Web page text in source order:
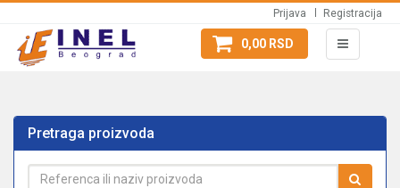
Prijava Registracija
0,00 RSD
Pretraga proizvoda